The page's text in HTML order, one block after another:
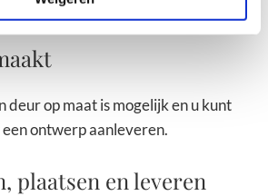
deur op maat is mogelijk en u kunt
ontwerp aanleveren.
plaatsen en leveren